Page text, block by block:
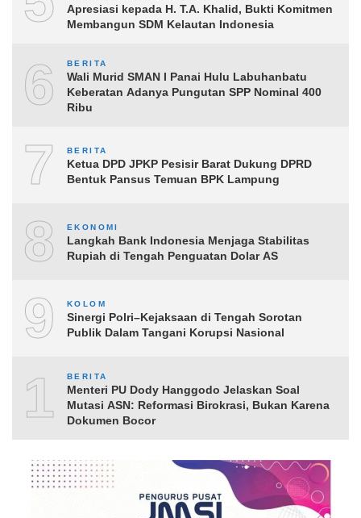
Apresiasi kepada H. T.A. Khalid, Bukti Komitmen
Membangun SDM Kelautan Indonesia
6 BERITA
Wali Murid SMAN I Panai Hulu Labuhanbatu
Keberatan Adanya Pungutan SPP Nominal 400
Ribu
7 BERITA
Ketua DPD JPKP Pesisir Barat Dukung DPRD
Bentuk Pansus Temuan BPK Lampung
8 EKONOMI
Langkah Bank Indonesia Menjaga Stabilitas
Rupiah di Tengah Penguatan Dolar AS
9 KOLOM
Sinergi Polri–Kejaksaan di Tengah Sorotan
Publik Dalam Tangani Korupsi Nasional
10BERITA
Menteri PU Dody Hanggodo Jelaskan Soal
Mutasi ASN: Reformasi Birokrasi, Bukan Karena
Dokumen Bocor